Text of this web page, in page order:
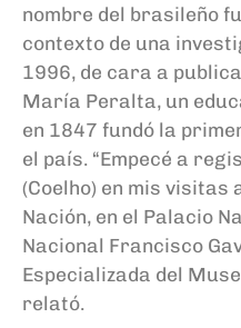
nombre del brasileño
contexto de una
1996, de cara a
María Peralta, un
en 1847 fundó la
el país. “Empecé a
(Coelho) en mis visitas
Nación, en el Palacio
Nacional Francisco
Especializada del
relató.